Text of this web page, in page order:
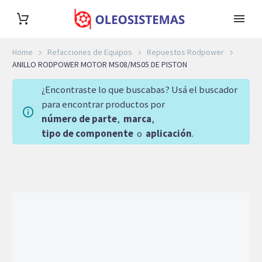
Home Refacciones de Equipos
Repuestos Rodpower
ANILLO RODPOWER MOTOR MS08/MS05 DE PISTON
¿Encontraste lo que buscabas? Usá el buscador
para encontrar productos por
número de parte, marca,
tipo de componente o aplicación.